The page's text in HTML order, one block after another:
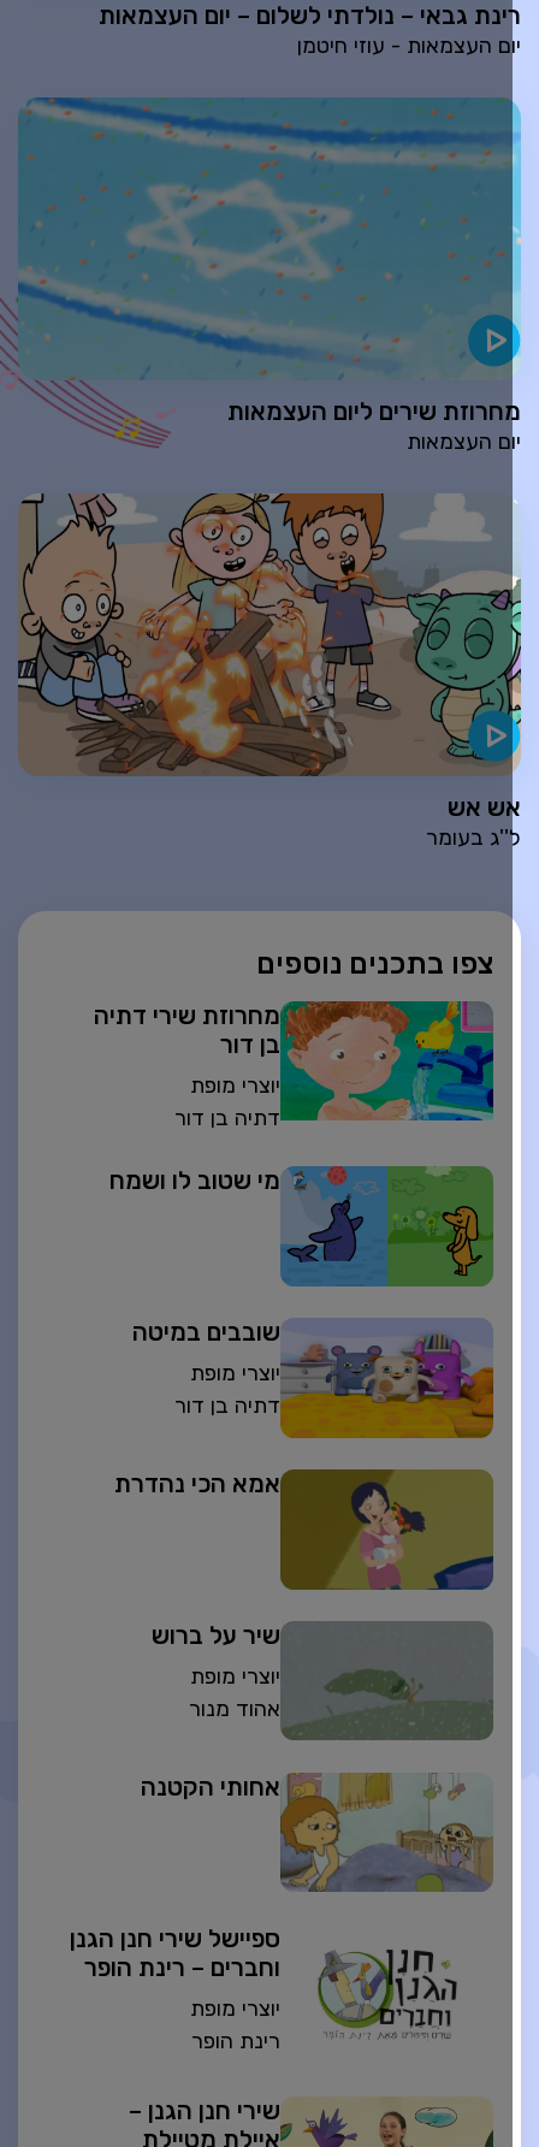
צפו בתכנים נוספים
מחרוזת שירי דתיה
בן דור
יוצרי מופת
דתיה בן דור
מי שטוב לו ושמח
שובבים במיטה
יוצרי מופת
דתיה בן דור
אמא הכי נהדרת
שיר על ברוש
יוצרי מופת
אהוד מנור
אחותי הקטנה
ספיישל שירי חנן הגנן
וחברים – רינת הופר
יוצרי מופת
רינת הופר
שירי חנן הגנן –
איילת מטיילת
גבאי – נולדתי לשלום – יום העצמאות
העצמאות - עוזי חיטמן
שירים ליום העצמאות
העצמאות
אש
בעומר